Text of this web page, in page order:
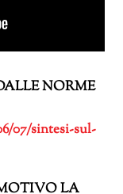
NORME
07/sintesi-sul-
LA